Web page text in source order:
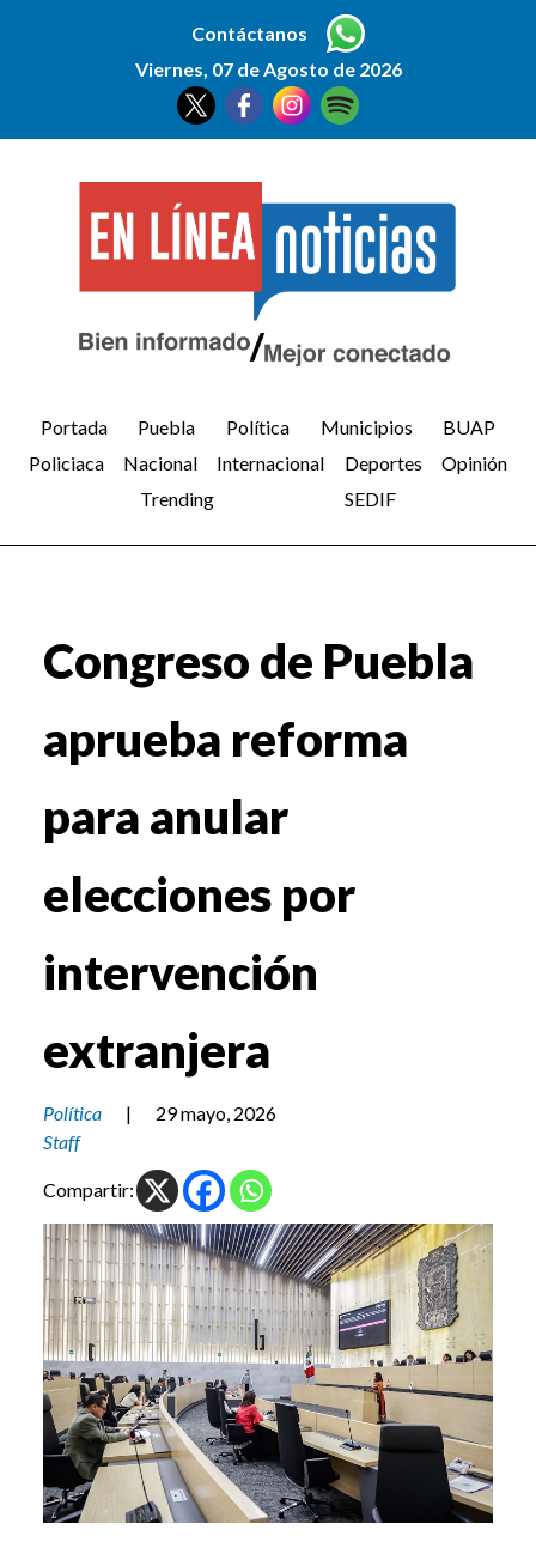
Contáctanos
Viernes, 07 de Agosto de 2026
Portada Puebla Política Municipios
BUAP
Policiaca
Nacional Internacional Deportes
Opinión
Trending
SEDIF
Congreso de Puebla
aprueba reforma
para anular
elecciones por
intervención
extranjera
Política |
29 mayo, 2026
Staff
Compartir: